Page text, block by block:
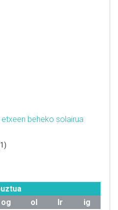
beheko solairua
og ol lr
ig